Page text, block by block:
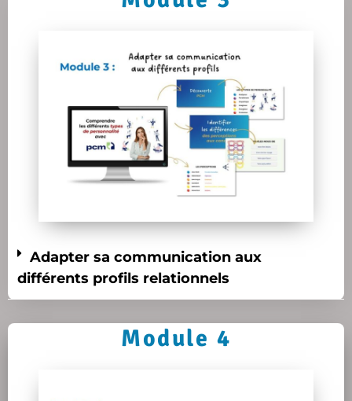
Adapter sa communication aux
différents profils relationnels
Module 4